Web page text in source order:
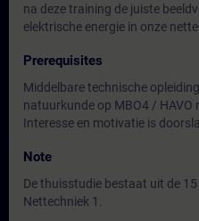
na deze training de juiste
elektrische energie in onze
Prerequisites
Middelbare technische
natuurkunde op MBO4 / HAVO
Interesse en motivatie is
Note
De thuisstudie bestaat uit de
Nettechniek 1.